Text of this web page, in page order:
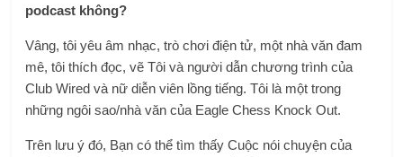
podcast không?
Vâng, tôi yêu âm nhạc, trò chơi điện tử, một nhà văn đam
mê, tôi thích đọc, vẽ Tôi và người dẫn chương trình của
Club Wired và nữ diễn viên lồng tiếng. Tôi là một trong
những ngôi sao/nhà văn của Eagle Chess Knock Out.
Trên lưu ý đó, Bạn có thể tìm thấy Cuộc nói chuyện của